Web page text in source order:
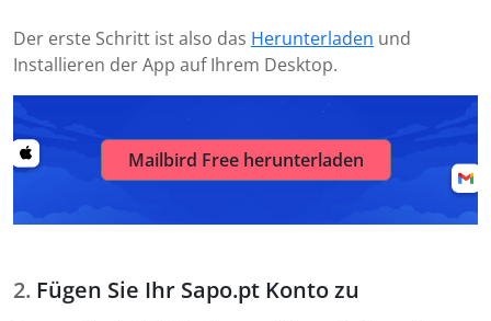
Der erste Schritt ist also das Herunterladen und
Installieren der App auf Ihrem Desktop.
Mailbird Free herunterladen
Fügen Sie Ihr Sapo.pt Konto zu